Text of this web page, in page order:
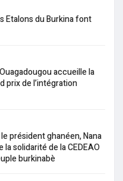
Etalons du Burkina font
accueille la
prix de l’intégration
président ghanéen, Nana
solidarité de la CEDEAO
burkinabè